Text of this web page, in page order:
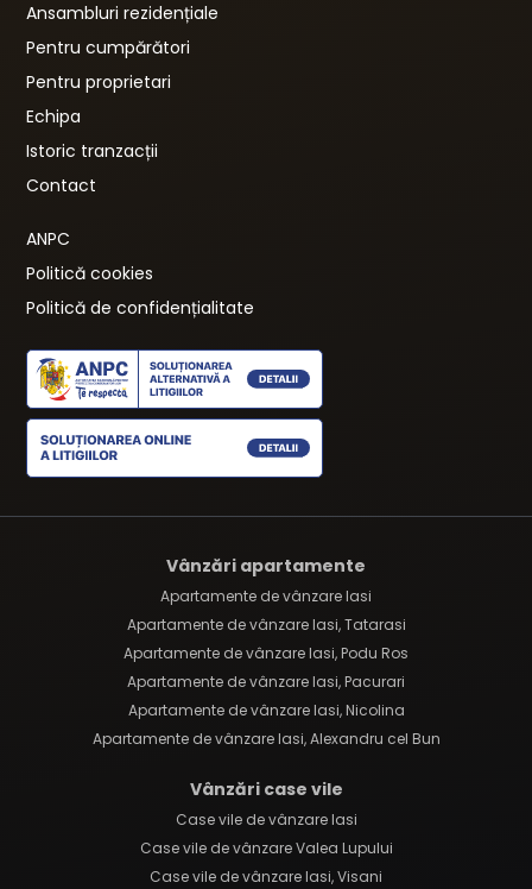
Ansambluri rezidențiale
Pentru cumpărători
Pentru proprietari
Echipa
Istoric tranzacții
Contact
ANPC
Politică cookies
Politică de confidențialitate
Vânzări apartamente
Apartamente de vânzare Iasi
Apartamente de vânzare Iasi, Tatarasi
Apartamente de vânzare Iasi, Podu Ros
Apartamente de vânzare Iasi, Pacurari
Apartamente de vânzare Iasi, Nicolina
Apartamente de vânzare Iasi, Alexandru cel Bun
Vânzări case vile
Case vile de vânzare Iasi
Case vile de vânzare Valea Lupului
Case vile de vânzare Iasi, Visani